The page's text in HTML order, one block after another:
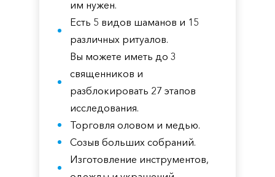
им нужен.
Есть 5 видов шаманов и 15
различных ритуалов.
Вы можете иметь до 3
священников и
разблокировать 27 этапов
исследования.
Торговля оловом и медью.
Созыв больших собраний.
Изготовление инструментов,